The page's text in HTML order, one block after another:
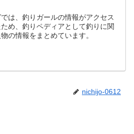
は、釣りガールの情報がアクセス
め、釣りペディアとして釣りに関
の情報をまとめています。
nichijo-0612